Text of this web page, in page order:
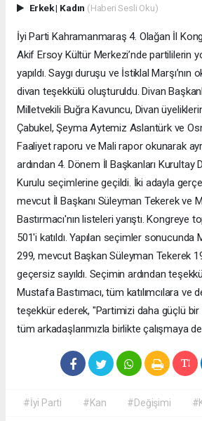
Erkek| Kadın (Haberi Sesli Oku)
İyi Parti Kahramanmaraş 4. Olağan İl
Akif Ersoy Kültür Merkezi’nde partililerin
yapıldı. Saygı duruşu ve İstiklal Marşı’nın
divan teşekkülü oluşturuldu. Divan
Milletvekili Buğra Kavuncu, Divan
Çabukel, Şeyma Aytemiz Aslantürk ve
Faaliyet raporu ve Mali rapor okunarak
ardından 4. Dönem İl Başkanları Kurultay
Kurulu seçimlerine geçildi. İki adayla
mevcut İl Başkanı Süleyman Tekerek ve
Bastırmacı'nın listeleri yarıştı. Kongreye
501'i katıldı. Yapılan seçimler sonucunda
299, mevcut Başkan Süleyman Tekerek
geçersiz sayıldı. Seçimin ardından
Mustafa Bastımacı, tüm katılımcılara ve
teşekkür ederek, "Partimizi daha güçlü
tüm arkadaşlarımızla birlikte çalışmaya
#İyi Parti #Kan #Değişimi